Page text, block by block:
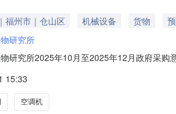
福州市｜仓山区 机械设备 货物
研究所
研究所2025年10月至2025年12月政府采
持恒定需满足的要求:保持实验室温度和湿
15:33
空调机